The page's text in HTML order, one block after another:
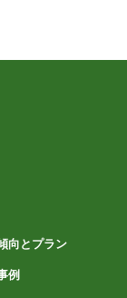
向とプラン
例